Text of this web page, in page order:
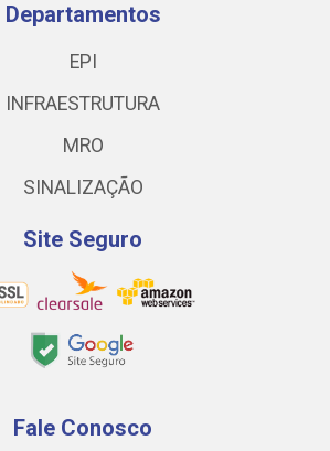
Departamentos
EPI
INFRAESTRUTURA
MRO
SINALIZAÇÃO
Site Seguro
Fale Conosco